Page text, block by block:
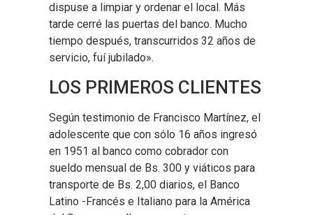
dispuse a limpiar y ordenar el local. Más
tarde cerré las puertas del banco. Mucho
tiempo después, transcurridos 32 años de
servicio, fuí jubilado».
LOS PRIMEROS CLIENTES
Según testimonio de Francisco Martínez, el
adolescente que con sólo 16 años ingresó
en 1951 al banco como cobrador con
sueldo mensual de Bs. 300 y viáticos para
transporte de Bs. 2,00 diarios, el Banco
Latino -Francés e Italiano para la América